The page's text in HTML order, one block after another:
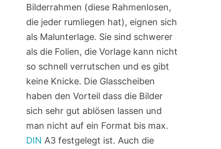
Bilderrahmen (diese Rahmenlosen,
die jeder rumliegen hat), eignen sich
als Malunterlage. Sie sind schwerer
als die Folien, die Vorlage kann nicht
so schnell verrutschen und es gibt
keine Knicke. Die Glasscheiben
haben den Vorteil dass die Bilder
sich sehr gut ablösen lassen und
man nicht auf ein Format bis max.
DIN A3 festgelegt ist. Auch die